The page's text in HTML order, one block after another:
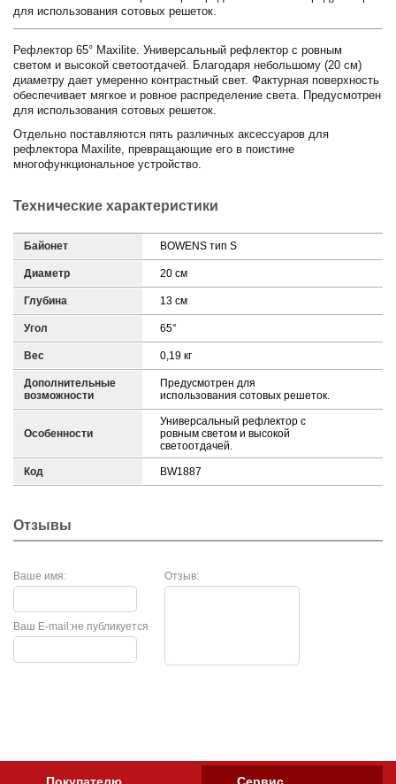
для использования сотовых решеток.
Рефлектор 65° Maxilite. Универсальный рефлектор с ровным
светом и высокой светоотдачей. Благодаря небольшому (20 см)
диаметру дает умеренно контрастный свет. Фактурная поверхность
обеспечивает мягкое и ровное распределение света. Предусмотрен
для использования сотовых решеток.
Отдельно поставляются пять различных аксессуаров для
рефлектора Maxilite, превращающие его в поистине
многофункциональное устройство.
Технические характеристики
Байонет BOWENS тип S
Диаметр 20 см
Глубина 13 см
Угол 65°
Вес 0,19 кг
Дополнительные
возможности
Предусмотрен для
использования сотовых решеток.
Особенности
Универсальный рефлектор с
ровным светом и высокой
светоотдачей.
Код BW1887
Отзывы
Ваше имя: Отзыв:
не публикуется
Ваш E-mail: